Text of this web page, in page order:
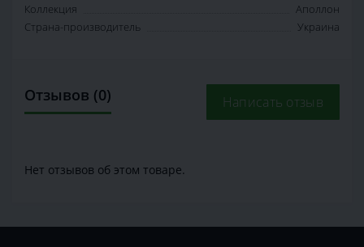
Коллекция
Аполлон
Страна-производитель
Украина
Отзывов (0) Написать отзыв
Нет отзывов об этом товаре.